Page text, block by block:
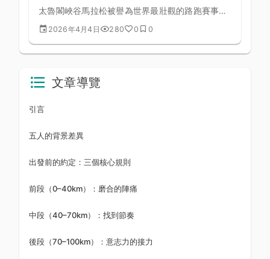
太魯閣峽谷馬拉松被譽為世界最壯觀的路跑賽事之
一，本文詳細記錄完賽全過程、備賽策略與賽場上
的現場體驗要點。
2026年4月4日 280 0 0
文章導覽
引言
五人的背景差異
出發前的約定：三個核心規則
前段（0–40km）：磨合的陣痛
中段（40–70km）：找到節奏
後段（70–100km）：意志力的接力